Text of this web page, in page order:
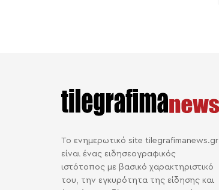
Το ενημερωτικό site tilegrafimanews.gr
είναι ένας ειδησεογραφικός
ιστότοπος με βασικό χαρακτηριστικό
του, την εγκυρότητα της είδησης και